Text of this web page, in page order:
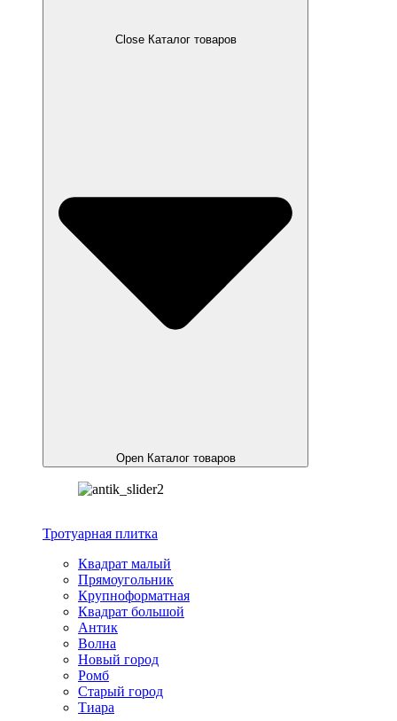
Close Каталог товаров
Open Каталог товаров
Тротуарная плитка
Квадрат малый
Прямоугольник
Крупноформатная
Квадрат большой
Антик
Волна
Новый город
Ромб
Старый город
Тиара